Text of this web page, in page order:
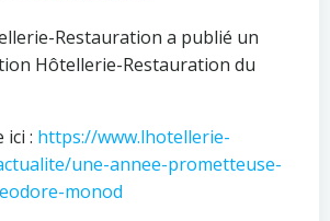
Restauration a publié un
Hôtellerie-Restauration du
ici : https://www.lhotellerie-
une-annee-prometteuse-
monod